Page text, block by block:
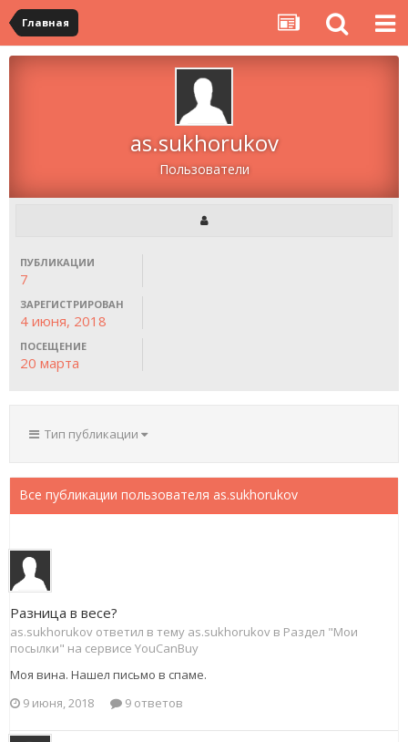
Главная
as.sukhorukov
Пользователи
ПУБЛИКАЦИИ
7
ЗАРЕГИСТРИРОВАН
4 июня, 2018
ПОСЕЩЕНИЕ
20 марта
Тип публикации
Все публикации пользователя as.sukhorukov
Разница в весе?
as.sukhorukov ответил в тему as.sukhorukov в Раздел "Мои
посылки" на сервисе YouCanBuy
Моя вина. Нашел письмо в спаме.
9 июня, 2018
9 ответов